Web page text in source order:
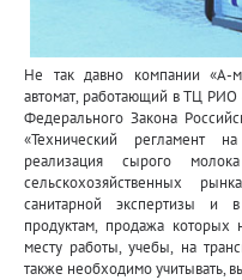
Не так давно компании «А-
автомат, работающий в ТЦ РИО
Федерального Закона
«Технический регламент
реализация сырого
сельскохозяйственных
санитарной экспертизы и
продуктам, продажа
месту работы, учебы, на
также необходимо учитывать,